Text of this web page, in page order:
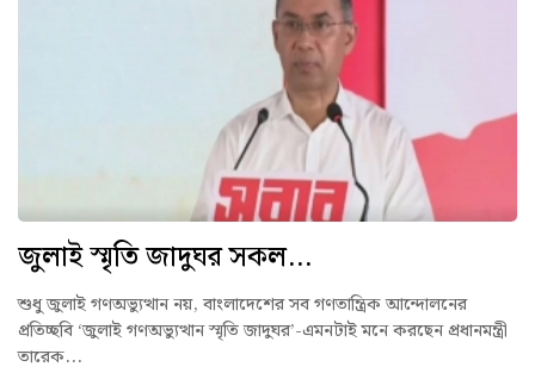
জুলাই স্মৃতি জাদুঘর সকল...
শুধু জুলাই গণঅভ্যুত্থান নয়, বাংলাদেশের সব গণতান্ত্রিক আন্দোলনের
প্রতিচ্ছবি ‘জুলাই গণঅভ্যুত্থান স্মৃতি জাদুঘর’-এমনটাই মনে করছেন প্রধানমন্ত্রী
তারেক...